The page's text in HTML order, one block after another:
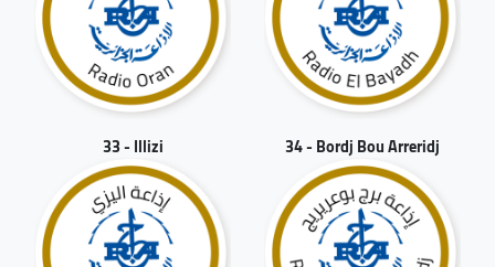
33 - Illizi 34 - Bordj Bou Arreridj